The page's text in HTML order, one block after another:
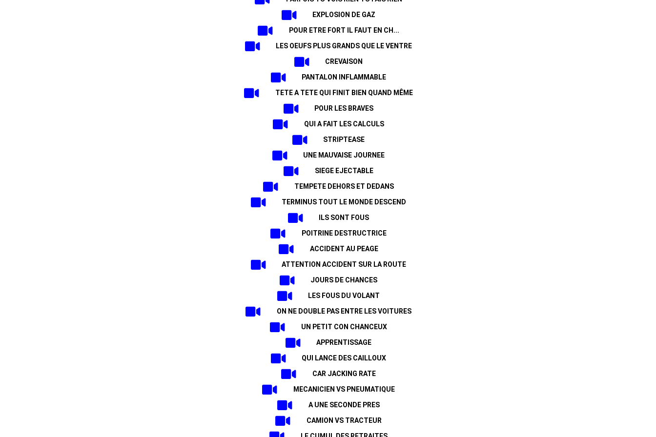
EXPLOSION DE GAZ
POUR ETRE FORT IL FAUT EN CH...
LES OEUFS PLUS GRANDS QUE LE VENTRE
CREVAISON
PANTALON INFLAMMABLE
TETE A TETE QUI FINIT BIEN QUAND MÊME
POUR LES BRAVES
QUI A FAIT LES CALCULS
STRIPTEASE
UNE MAUVAISE JOURNEE
SIEGE EJECTABLE
TEMPETE DEHORS ET DEDANS
TERMINUS TOUT LE MONDE DESCEND
ILS SONT FOUS
POITRINE DESTRUCTRICE
ACCIDENT AU PEAGE
ATTENTION ACCIDENT SUR LA ROUTE
JOURS DE CHANCES
LES FOUS DU VOLANT
ON NE DOUBLE PAS ENTRE LES VOITURES
UN PETIT CON CHANCEUX
APPRENTISSAGE
QUI LANCE DES CAILLOUX
CAR JACKING RATE
MECANICIEN VS PNEUMATIQUE
A UNE SECONDE PRES
CAMION VS TRACTEUR